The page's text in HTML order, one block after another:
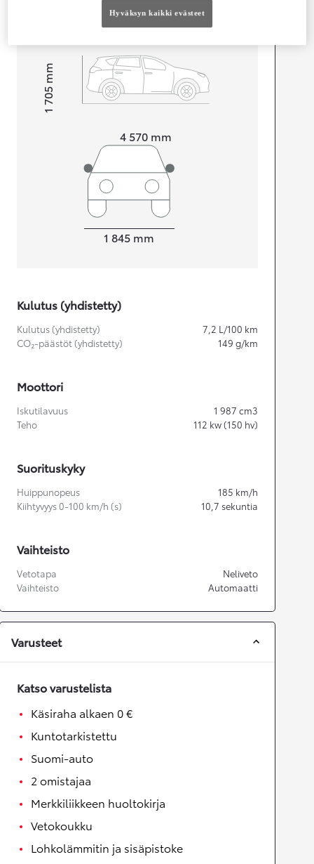
4 570 mm
Korkeus1 705
mm
1 845 mm
Kulutus (yhdistetty)
Kulutus (yhdistetty) 7,2 L/100 km
CO₂-päästöt (yhdistetty)
149 g/km
Moottori
Iskutilavuus 1 987 cm3
Teho
112 kw (150 hv)
Suorituskyky
Huippunopeus 185 km/h
Kiihtyvyys 0-100 km/h (s)
10,7 sekuntia
Vaihteisto
Vetotapa
Neliveto
Vaihteisto
Automaatti
Varusteet
Katso varustelista
Käsiraha alkaen 0 €
Kuntotarkistettu
Suomi-auto
2 omistajaa
Merkkiliikkeen huoltokirja
Vetokoukku
Lohkolämmitin ja sisäpistoke
Hyväksyn kaikki evästeet